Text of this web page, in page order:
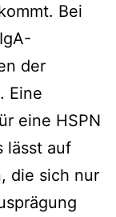
Bei
der
. Eine
eine HSPN
lässt auf
die sich nur